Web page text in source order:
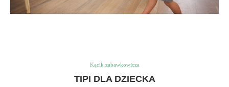
Kącik zabawkowicza
TIPI DLA DZIECKA